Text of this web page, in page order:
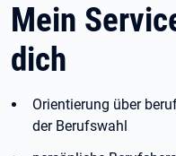
Mein
dich
Orientierung über
der Berufswahl